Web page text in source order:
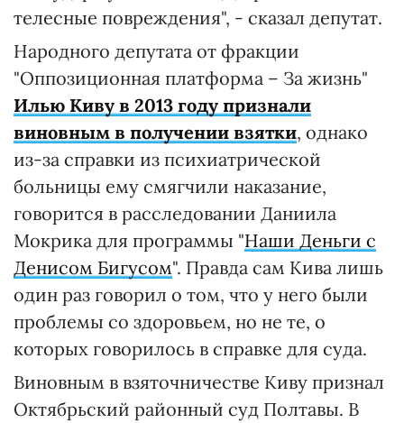
телесные повреждения", - сказал депутат.
Народного депутата от фракции
"Оппозиционная платформа – За жизнь"
Илью Киву в 2013 году признали
виновным в получении взятки, однако
из-за справки из психиатрической
больницы ему смягчили наказание,
говорится в расследовании Даниила
Мокрика для программы "Наши Деньги с
Денисом Бигусом". Правда сам Кива лишь
один раз говорил о том, что у него были
проблемы со здоровьем, но не те, о
которых говорилось в справке для суда.
Виновным в взяточничестве Киву признал
Октябрьский районный суд Полтавы. В